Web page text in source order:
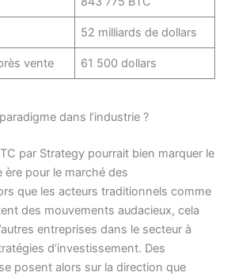
52 milliards de dollars
vente 61 500 dollars
dans l’industrie ?
par Strategy pourrait bien marquer le
ère pour le marché des
que les acteurs traditionnels comme
des mouvements audacieux, cela
entreprises dans le secteur à
d’investissement. Des
posent alors sur la direction que